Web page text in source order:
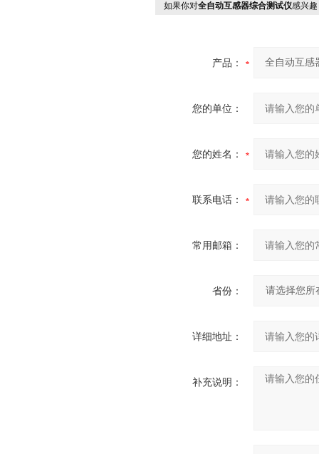
如果你对全自动互感器综合测试仪感兴
产品：
您的单位：
您的姓名：
联系电话：
常用邮箱：
省份：
详细地址：
补充说明：